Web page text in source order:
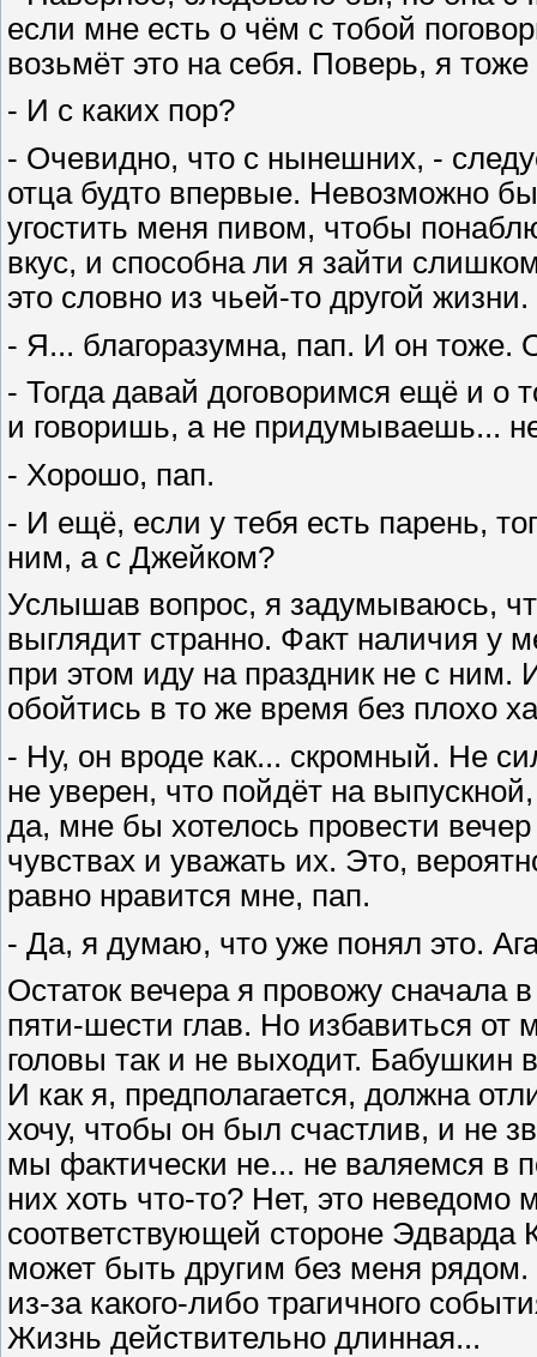
если мне есть о чём с тобой
возьмёт это на себя. Поверь, я
- И с каких пор?
- Очевидно, что с нынешних, -
отца будто впервые. Невозможно
угостить меня пивом, чтобы
вкус, и способна ли я зайти
это словно из чьей-то другой
- Я... благоразумна, пап. И он тоже.
- Тогда давай договоримся ещё и о
и говоришь, а не придумываешь...
- Хорошо, пап.
- И ещё, если у тебя есть парень,
ним, а с Джейком?
Услышав вопрос, я задумываюсь,
выглядит странно. Факт наличия у
при этом иду на праздник не с ним.
обойтись в то же время без плохо
- Ну, он вроде как... скромный. Не
не уверен, что пойдёт на
да, мне бы хотелось провести
чувствах и уважать их. Это,
равно нравится мне, пап.
- Да, я думаю, что уже понял это.
Остаток вечера я провожу сначала
пяти-шести глав. Но избавиться от
головы так и не выходит. Бабушкин
И как я, предполагается, должна
хочу, чтобы он был счастлив, и не
мы фактически не... не валяемся в
них хоть что-то? Нет, это
соответствующей стороне
может быть другим без меня
из-за какого-либо трагичного
Жизнь действительно длинная...